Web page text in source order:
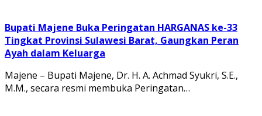
Bupati Majene Buka Peringatan HARGANAS ke-33
Tingkat Provinsi Sulawesi Barat, Gaungkan Peran
Ayah dalam Keluarga
Majene – Bupati Majene, Dr. H. A. Achmad Syukri, S.E.,
M.M., secara resmi membuka Peringatan…